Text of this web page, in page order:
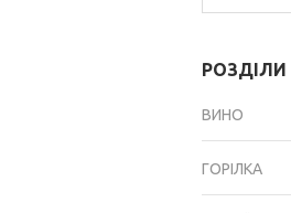
РОЗДІЛИ
ВИНО
ГОРІЛКА